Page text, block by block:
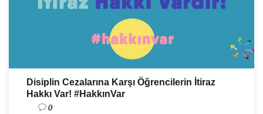
Disiplin Cezalarına Karşı Öğrencilerin İtiraz
Hakkı Var! #HakkınVar
0